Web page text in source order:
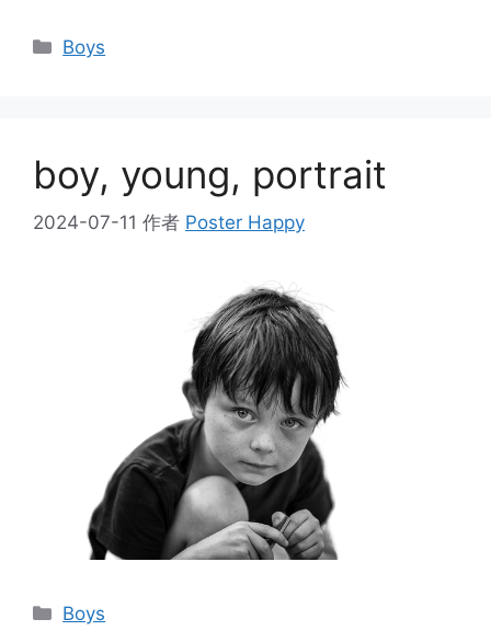
分
Boys
boy, young, portrait
2024-07-11 作者 Poster Happy
分
Boys